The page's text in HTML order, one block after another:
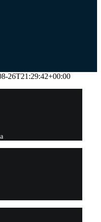
26T21:29:42+00:00